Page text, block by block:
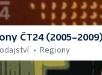
ČT24
Regiony